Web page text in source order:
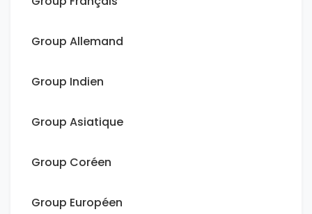
Group Allemand
Group Indien
Group Asiatique
Group Coréen
Group Européen